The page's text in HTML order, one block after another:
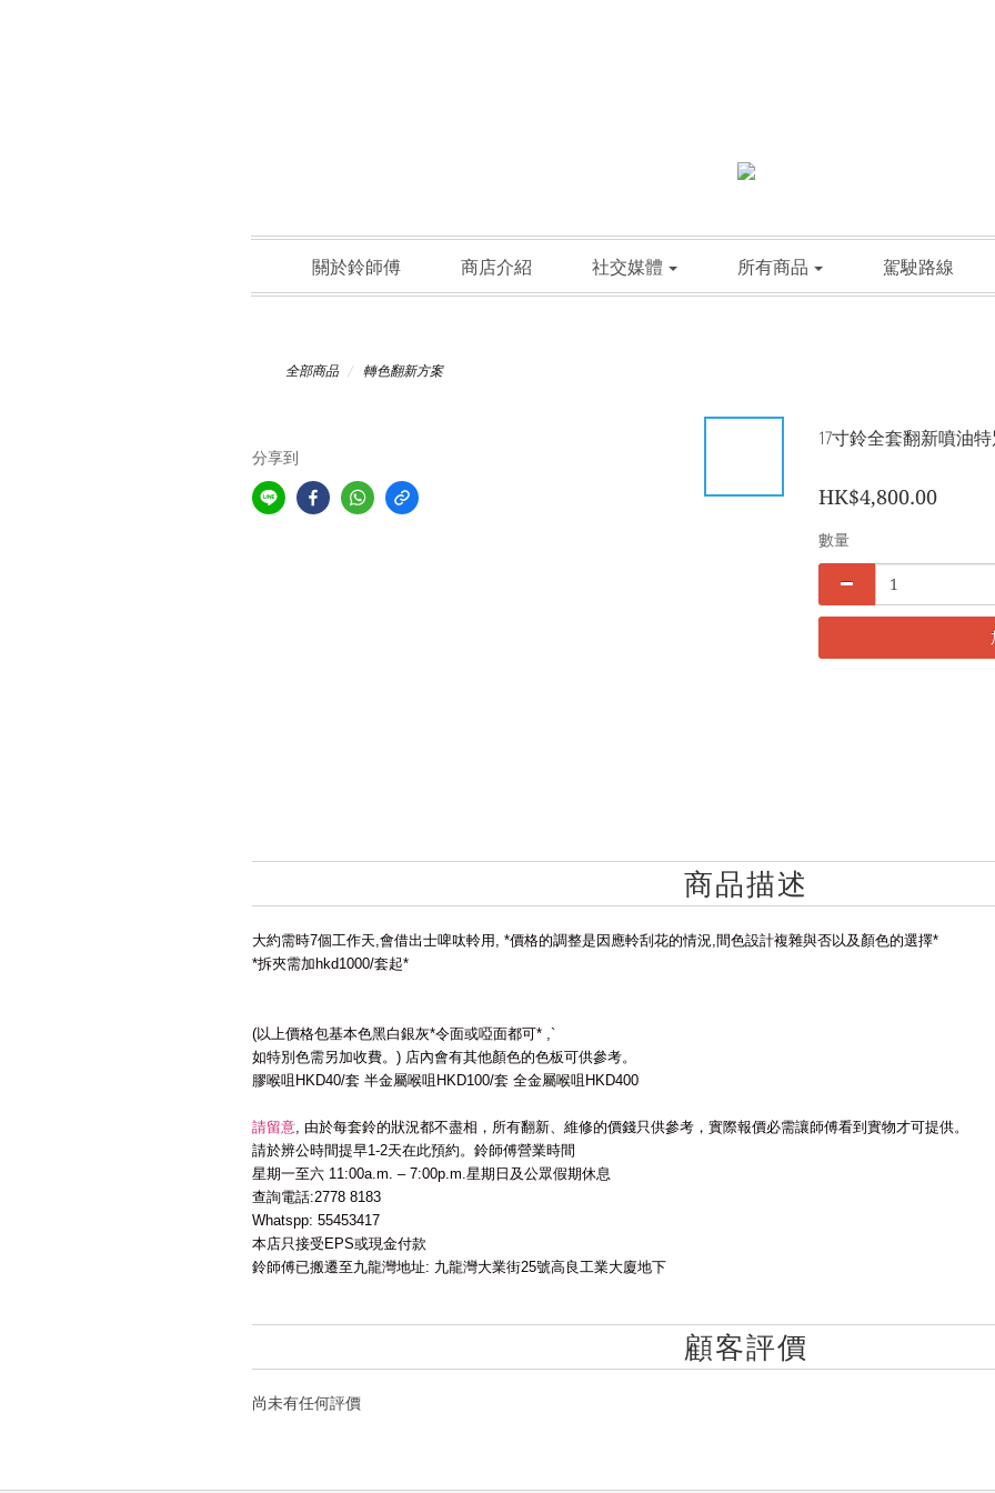
關於鈴師傅 商店介紹 社交媒體 所有商品 駕駛路線
全部商品 轉色翻新方案
分享到
17寸鈴全套翻新噴油
HK$4,800.00
數量
商品描述
大約需時7個工作天,會借出士啤呔軨用 , *價格的調整是因應軨刮花的情況,間色設計複雜與否以及顏色的選擇*
*拆夾需加 hkd1000/套起*
(以上價格包基本色黑白銀灰*令面或啞面都可* ,`
如特別色需另加收費。 ) 店內會有其他顏色的色板可供參考。
膠喉咀 HKD40/套 半金屬喉咀 HKD100/套 全金屬喉咀 HKD400
請留意, 由於每套鈴的狀況都不盡相，所有翻新、維修的價錢只供參考，實際報價必需讓師傅看到實物才可提供。
請於辨公時間提早1-2天在此預約。鈴師傅營業時間
星期一至六 11:00a.m. – 7:00p.m.星期日及公眾假期休息
查詢電話:2778 8183
Whatspp: 55453417
本店只接受 EPS或現金付款
鈴師傅已搬遷至九龍灣地址: 九龍灣大業街25號高良工業大廈地下
顧客評價
尚未有任何評價